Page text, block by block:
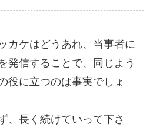
カケはどうあれ、当事者に
発信することで、同じよう
役に立つのは事実でしょ
、長く続けていって下さ